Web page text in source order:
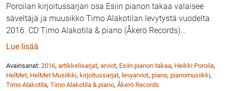
Poroilan kirjoitussarjan osa Esiin pianon takaa valaisee
säveltäjä ja muusikko Timo Alakotilan levytystä vuodelta
2016. CD Timo Alakotila & piano (Åkerö Records)…
Lue lisää
Avainsanat: 2016, artikkelisarjat, arviot, Esiin pianon takaa, Heikki Poroila,
HelMet, HelMet Musiikki, kirjoitussarjat, levyarviot, piano, pianomusiikki,
Timo Alakotila, Timo Alakotila & piano, Åkerö Records